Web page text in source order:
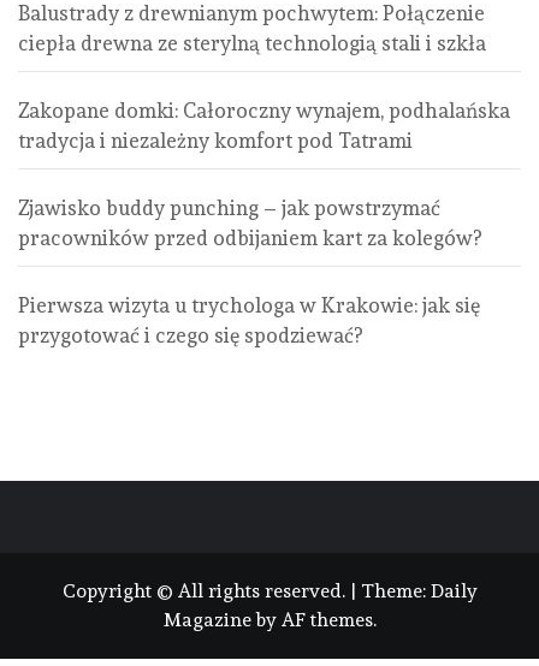
Balustrady z drewnianym pochwytem: Połączenie
ciepła drewna ze sterylną technologią stali i szkła
Zakopane domki: Całoroczny wynajem, podhalańska
tradycja i niezależny komfort pod Tatrami
Zjawisko buddy punching – jak powstrzymać
pracowników przed odbijaniem kart za kolegów?
Pierwsza wizyta u trychologa w Krakowie: jak się
przygotować i czego się spodziewać?
Copyright © All rights reserved. | Theme: Daily
Magazineby AF themes.